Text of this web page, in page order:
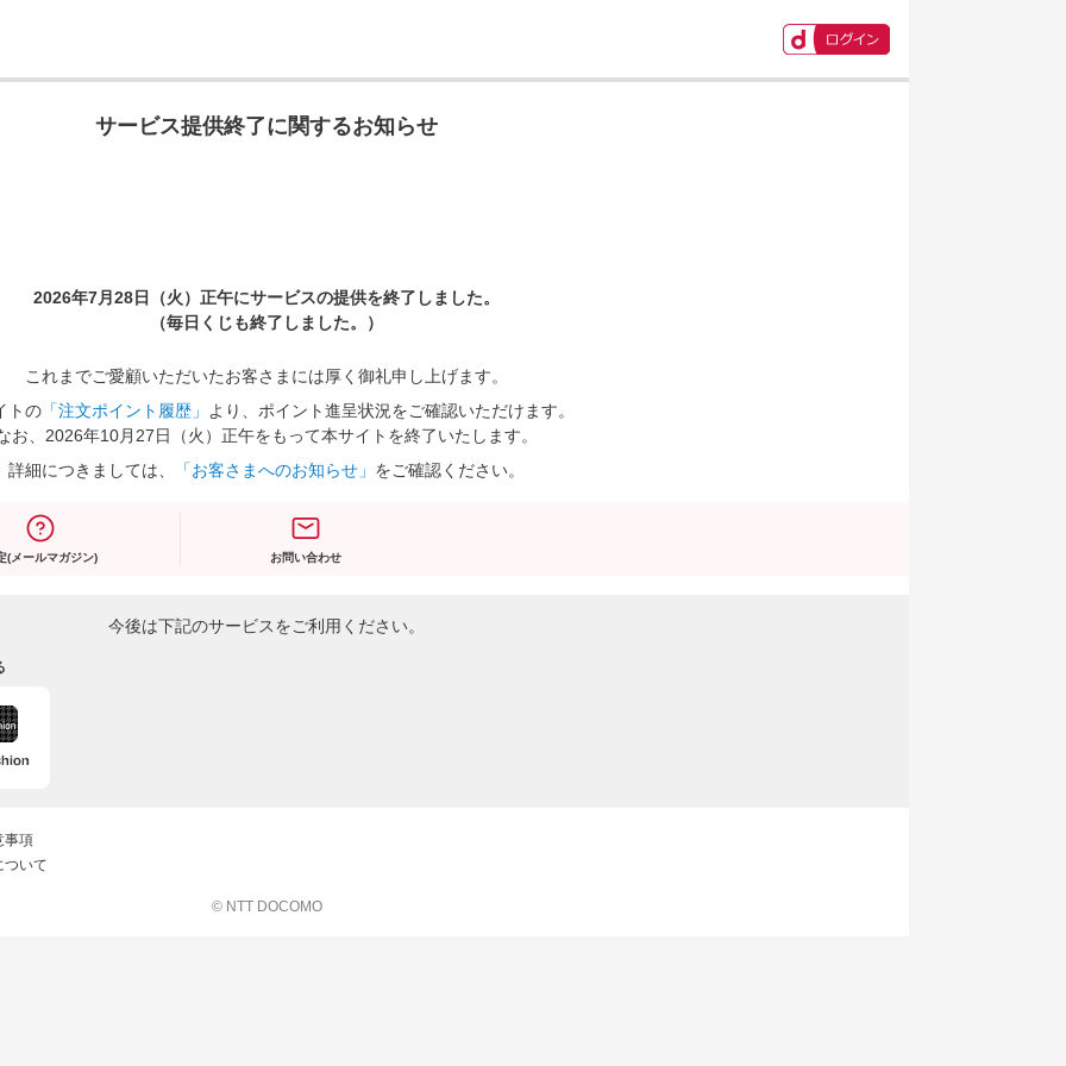
サービス提供終了に関するお知らせ
2026年7月28日（火）正午にサービスの提供を終了しました。
（毎日くじも終了しました。）
これまでご愛顧いただいたお客さまには厚く御礼申し上げます。
トの 「注文ポイント履歴」
より、ポイント進呈状況をご確認いただけます。
お、2026年10月27日（火）正午をもって本サイトを終了いたします。
詳細につきましては、
「お客さまへのお知らせ」 をご確認ください。
(メールマガジン) お問い合わせ
今後は下記のサービスをご利用ください。
事項
ついて
© NTT DOCOMO